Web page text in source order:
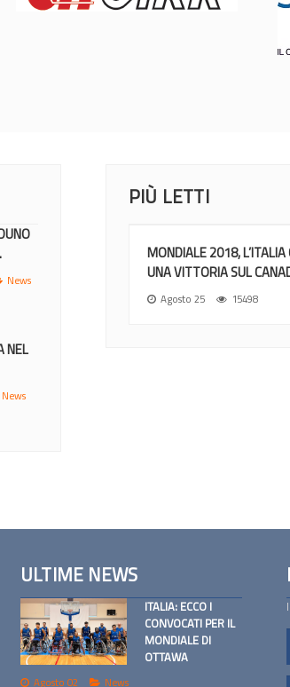
News
NEL
News
PIÙ LETTI
MONDIALE 2018, L’ITALIA
UNA VITTORIA SUL
Agosto 25 15498
ULTIME NEWS
ITALIA: ECCO I
CONVOCATI PER IL
MONDIALE DI
OTTAWA
Agosto 02 News